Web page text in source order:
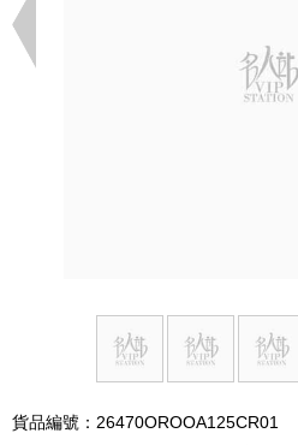
貨品編號：26470OROOA125CR01